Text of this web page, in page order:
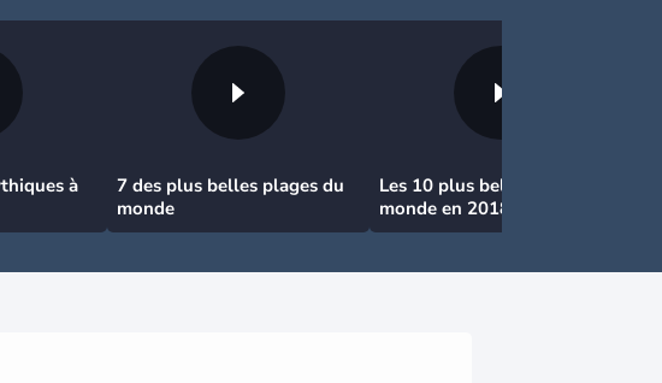
à
7 des plus belles plages du
monde
Les 10 plus belles plages au
monde en 2018